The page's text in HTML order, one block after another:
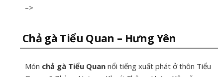
–>
Chả gà Tiểu Quan – Hưng Yên
Món chả gà Tiểu Quan nổi tiếng xuất phát ở thôn Tiểu